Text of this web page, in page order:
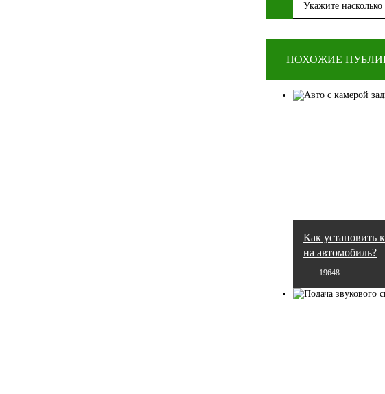
Укажите
ПОХОЖИЕ
Как установить
на автомобиль?
19648